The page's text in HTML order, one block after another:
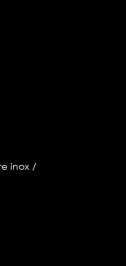
inox /